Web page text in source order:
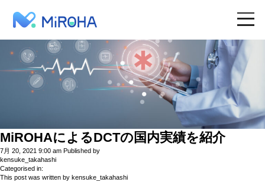
SITE TOP
SOLUTIONS
MiROHAによるDCTの国内実績を紹介
7月 20, 2021 9:00 am Published by
kensuke_takahashi
Categorised in:
This post was written by kensuke_takahashi